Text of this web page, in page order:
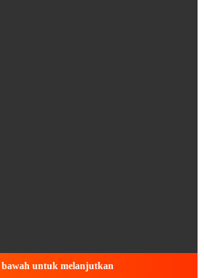
untuk melanjutkan